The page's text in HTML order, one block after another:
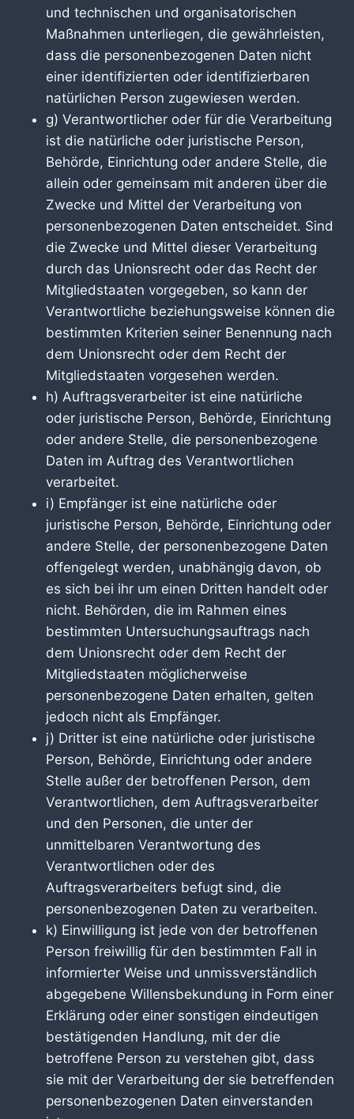
und technischen und organisatorischen
Maßnahmen unterliegen, die gewährleisten,
dass die personenbezogenen Daten nicht
einer identifizierten oder identifizierbaren
natürlichen Person zugewiesen werden.
g) Verantwortlicher oder für die Verarbeitung
ist die natürliche oder juristische Person,
Behörde, Einrichtung oder andere Stelle, die
allein oder gemeinsam mit anderen über die
Zwecke und Mittel der Verarbeitung von
personenbezogenen Daten entscheidet. Sind
die Zwecke und Mittel dieser Verarbeitung
durch das Unionsrecht oder das Recht der
Mitgliedstaaten vorgegeben, so kann der
Verantwortliche beziehungsweise können die
bestimmten Kriterien seiner Benennung nach
dem Unionsrecht oder dem Recht der
Mitgliedstaaten vorgesehen werden.
h) Auftragsverarbeiter ist eine natürliche
oder juristische Person, Behörde, Einrichtung
oder andere Stelle, die personenbezogene
Daten im Auftrag des Verantwortlichen
verarbeitet.
i) Empfänger ist eine natürliche oder
juristische Person, Behörde, Einrichtung oder
andere Stelle, der personenbezogene Daten
offengelegt werden, unabhängig davon, ob
es sich bei ihr um einen Dritten handelt oder
nicht. Behörden, die im Rahmen eines
bestimmten Untersuchungsauftrags nach
dem Unionsrecht oder dem Recht der
Mitgliedstaaten möglicherweise
personenbezogene Daten erhalten, gelten
jedoch nicht als Empfänger.
j) Dritter ist eine natürliche oder juristische
Person, Behörde, Einrichtung oder andere
Stelle außer der betroffenen Person, dem
Verantwortlichen, dem Auftragsverarbeiter
und den Personen, die unter der
unmittelbaren Verantwortung des
Verantwortlichen oder des
Auftragsverarbeiters befugt sind, die
personenbezogenen Daten zu verarbeiten.
k) Einwilligung ist jede von der betroffenen
Person freiwillig für den bestimmten Fall in
informierter Weise und unmissverständlich
abgegebene Willensbekundung in Form einer
Erklärung oder einer sonstigen eindeutigen
bestätigenden Handlung, mit der die
betroffene Person zu verstehen gibt, dass
sie mit der Verarbeitung der sie betreffenden
personenbezogenen Daten einverstanden